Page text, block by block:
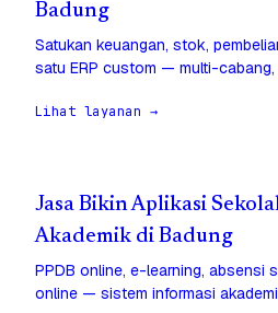
Badung
Satukan keuangan, stok,
satu ERP custom — multi-cabang,
Lihat layanan →
Jasa Bikin Aplikasi
Akademik di Badung
PPDB online, e-learning, absensi
online — sistem informasi